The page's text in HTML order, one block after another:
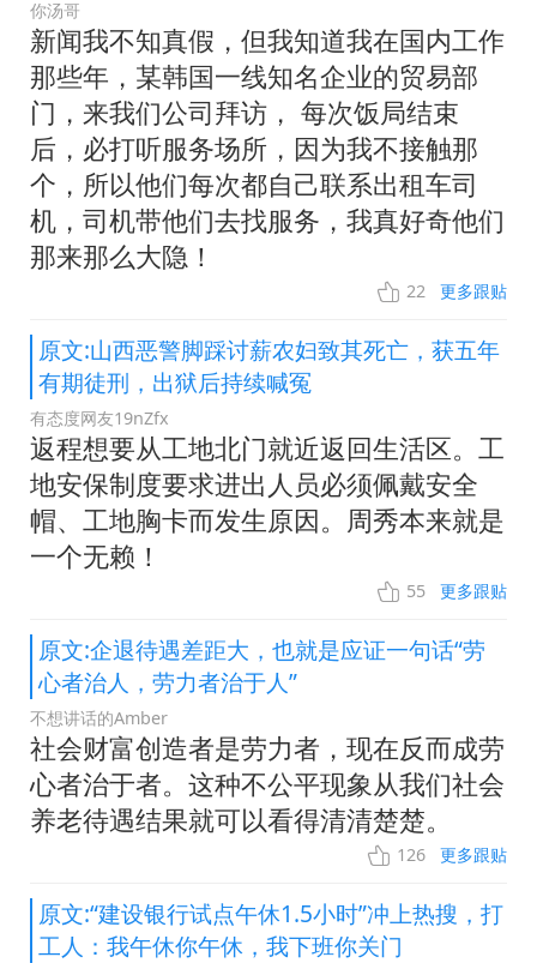
你汤哥
新闻我不知真假，但我知道我在国内工作
那些年，某韩国一线知名企业的贸易部
门，来我们公司拜访， 每次饭局结束
后，必打听服务场所，因为我不接触那
个，所以他们每次都自己联系出租车司
机，司机带他们去找服务，我真好奇他们
那来那么大隐！
22 更多跟贴
原文:山西恶警脚踩讨薪农妇致其死亡，获五年
有期徒刑，出狱后持续喊冤
有态度网友19nZfx
返程想要从工地北门就近返回生活区。工
地安保制度要求进出人员必须佩戴安全
帽、工地胸卡而发生原因。周秀本来就是
一个无赖！
55 更多跟贴
原文:企退待遇差距大，也就是应证一句话“劳
心者治人，劳力者治于人”
不想讲话的Amber
社会财富创造者是劳力者，现在反而成劳
心者治于者。这种不公平现象从我们社会
养老待遇结果就可以看得清清楚楚。
126 更多跟贴
原文:“建设银行试点午休1.5小时”冲上热搜，打
工人：我午休你午休，我下班你关门